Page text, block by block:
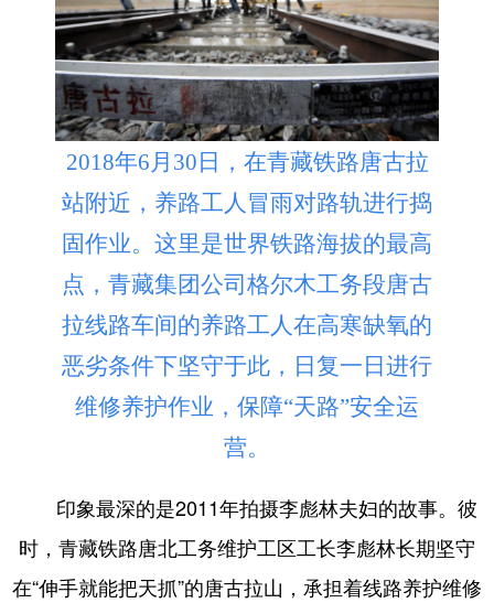
2018年6月30日，在青藏铁路唐古拉
站附近，养路工人冒雨对路轨进行捣
固作业。这里是世界铁路海拔的最高
点，青藏集团公司格尔木工务段唐古
拉线路车间的养路工人在高寒缺氧的
恶劣条件下坚守于此，日复一日进行
维修养护作业，保障“天路”安全运
营。
印象最深的是2011年拍摄李彪林夫妇的故事。彼
时，青藏铁路唐北工务维护工区工长李彪林长期坚守
在“伸手就能把天抓”的唐古拉山，承担着线路养护维修